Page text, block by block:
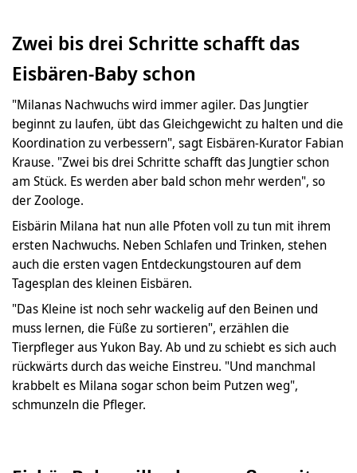
Zwei bis drei Schritte schafft das
Eisbären-Baby schon
"Milanas Nachwuchs wird immer agiler. Das Jungtier
beginnt zu laufen, übt das Gleichgewicht zu halten und die
Koordination zu verbessern", sagt Eisbären-Kurator Fabian
Krause. "Zwei bis drei Schritte schafft das Jungtier schon
am Stück. Es werden aber bald schon mehr werden", so
der Zoologe.
Eisbärin Milana hat nun alle Pfoten voll zu tun mit ihrem
ersten Nachwuchs. Neben Schlafen und Trinken, stehen
auch die ersten vagen Entdeckungstouren auf dem
Tagesplan des kleinen Eisbären.
"Das Kleine ist noch sehr wackelig auf den Beinen und
muss lernen, die Füße zu sortieren", erzählen die
Tierpfleger aus Yukon Bay. Ab und zu schiebt es sich auch
rückwärts durch das weiche Einstreu. "Und manchmal
krabbelt es Milana sogar schon beim Putzen weg",
schmunzeln die Pfleger.